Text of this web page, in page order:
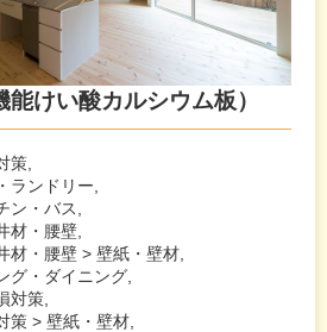
けい酸カルシウム板）
策,
ランドリー,
ン・バス,
材・腰壁,
材・腰壁 > 壁紙・壁材,
グ・ダイニング,
対策,
策 > 壁紙・壁材,